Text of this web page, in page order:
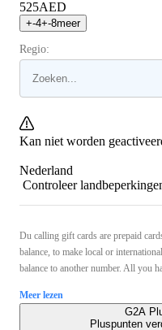
525AED
+-4+-8meer
Regio:
Kan niet worden
Nederland
Controleer
Du calling gift cards are prepaid
balance, to make local or
balance to another number. All you
Meer lezen
G2A
Pluspunten